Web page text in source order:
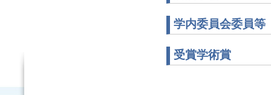
学内委員会委員等
受賞学術賞